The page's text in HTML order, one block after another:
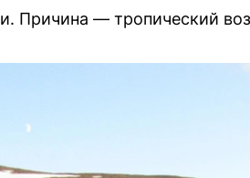
Причина — тропический